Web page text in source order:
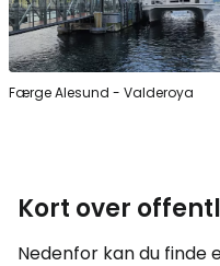
Færge Alesund - Valderoya
Kort over
Nedenfor kan du finde